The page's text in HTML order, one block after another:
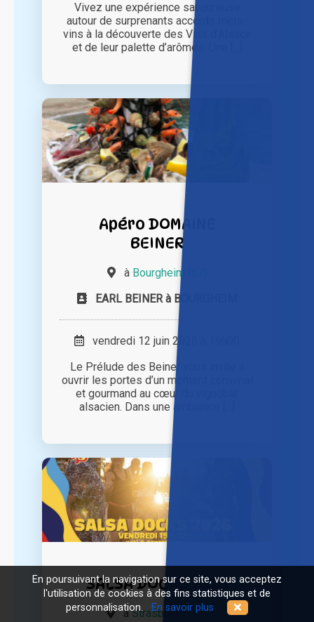
Vivez une expérience savoureuse
autour de surprenants accords mets-
vins à la découverte des Vins d’Alsace
et de leur palette d’arômes. Une [...]
Apéro DOMAINE
BEINER
à Bourgheim (67)
EARL BEINER à BOURGHEIM
vendredi 12 juin 2026 à 19h00
Le Prélude des Beiner vous invite à
ouvrir les portes d’un moment convivial
et gourmand au cœur du vignoble
alsacien. Dans une ambiance [...]
SALSA DOCKS 2026
àStrasbourg (67)
En poursuivant la navigation sur ce site, vous acceptez
l'utilisation de cookies à des fins statistiques et de
personnalisation.
En savoir plus